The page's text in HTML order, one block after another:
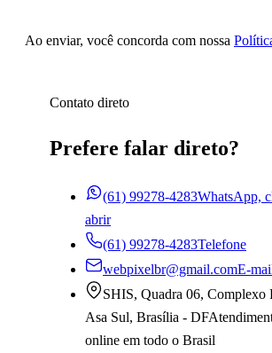
Ao enviar, você concorda com nossa
Contato direto
Prefere falar direto?
(61) 99278-4283WhatsApp,
abrir
(61) 99278-4283Telefone
webpixelbr@gmail.comE-
SHIS, Quadra 06, Complexo
Asa Sul, Brasília - DF
online em todo o Brasil